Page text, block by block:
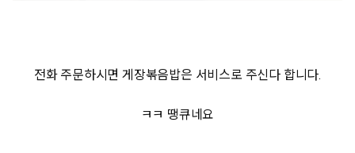
전화 주문하시면 게장볶음밥은 서비스로 주신다 합니다.
ㅋㅋ 땡큐네요